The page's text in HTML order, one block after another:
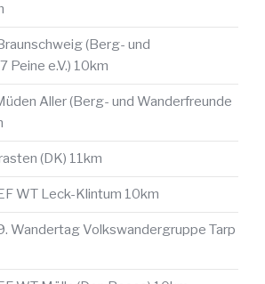
(Berg- und
Peine e.V.) 10km
Aller (Berg- und Wanderfreunde
(DK) 11km
WT Leck-Klintum 10km
Wandertag Volkswandergruppe Tarp